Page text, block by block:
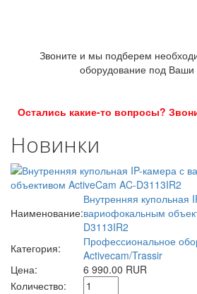
Звоните и мы подберем
оборудование под Ваши
Остались какие-то вопросы?
Новинки
Наименование:
Внутренняя купольная
вариофокальным
D3113IR2
Категория:
Профессиональное
Activecam/Trassir
Цена:
6 990.00 RUR
Количество: